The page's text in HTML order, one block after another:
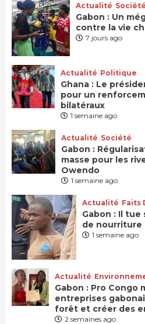
Actualité Société
Gabon : Un
contre la vie
7 jours ago
Actualité Politique
Ghana : Le
pour un
bilatéraux
1 semaine ago
Actualité Société
Gabon :
masse pour les
Owendo
1 semaine ago
Actualité Faits
Gabon : Il
de nourriture
1 semaine ago
Actualité
Gabon : Pro Congo
entreprises
forêt et créer des
2 semaines ago